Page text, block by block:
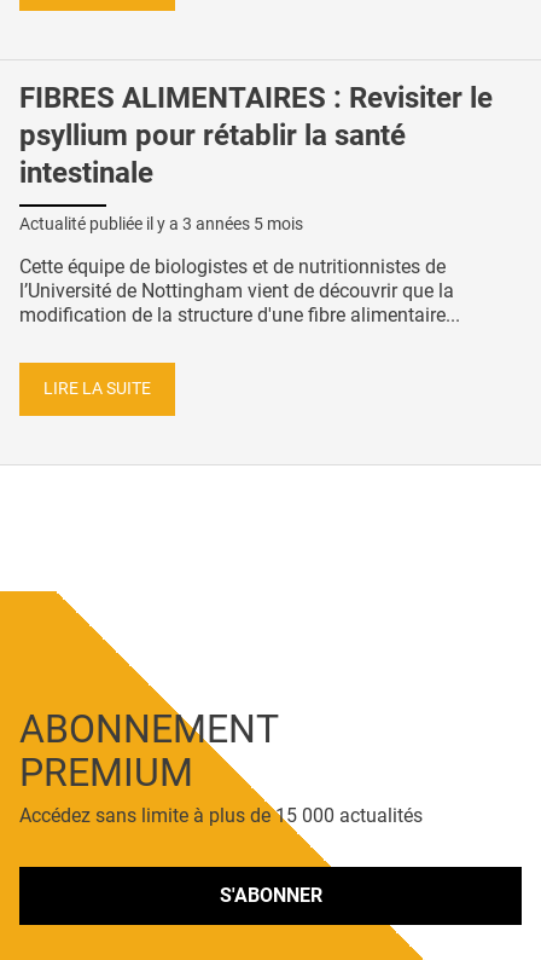
FIBRES ALIMENTAIRES : Revisiter le
psyllium pour rétablir la santé
intestinale
Actualité publiée il y a 3 années 5 mois
Cette équipe de biologistes et de nutritionnistes de
l’Université de Nottingham vient de découvrir que la
modification de la structure d'une fibre alimentaire...
LIRE LA SUITE
ABONNEMENT
PREMIUM
Accédez sans limite à plus de 15 000 actualités
S'ABONNER